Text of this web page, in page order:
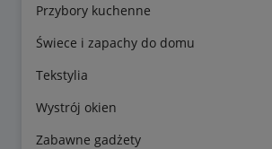
Przybory kuchenne
Świece i zapachy do domu
Tekstylia
Wystrój okien
Zabawne gadżety